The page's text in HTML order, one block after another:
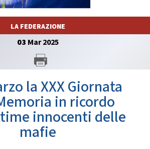
GARE
Discipline
LA FEDERAZIONE
03 Mar2025
la XXX Giornata
in ricordo
innocenti delle
mafie